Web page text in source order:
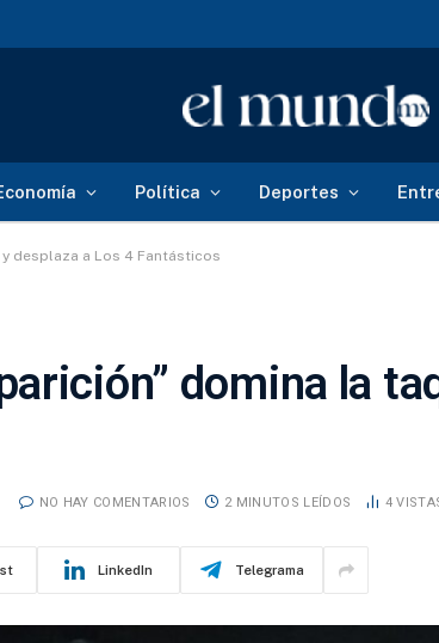
de Reforestación
Política Deportes
desplaza a Los 4 Fantásticos
domina la
NO HAY COMENTARIOS 2 MINUTOS LEÍDOS 4
LinkedIn Telegrama